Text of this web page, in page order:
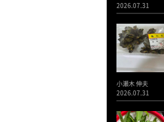
2026.07.31
小瀬木 伸夫
2026.07.31